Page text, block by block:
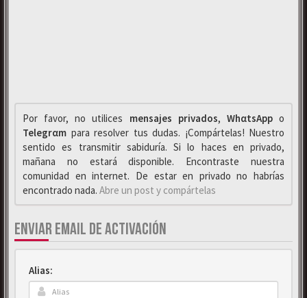
Por favor, no utilices mensajes privados, WhαtsAppo
Telegrαm para resolver tus dudas. ¡Compártelas! Nuestro
sentido es transmitir sabiduría. Si lo haces en privado,
mañana no estará disponible. Encontraste nuestra
comunidad en internet. De estar en privado no habrías
encontrado nada. Abre un post y compártelas
ENVIAR EMAIL DE ACTIVACIÓN
Alias: